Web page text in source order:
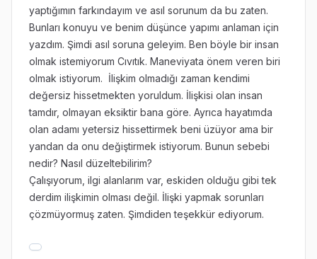
yaptığımın farkındayım ve asıl sorunum da bu zaten.
Bunları konuyu ve benim düşünce yapımı anlaman için
yazdım. Şimdi asıl soruna geleyim. Ben böyle bir insan
olmak istemiyorum Cıvıtık. Maneviyata önem veren biri
olmak istiyorum. İlişkim olmadığı zaman kendimi
değersiz hissetmekten yoruldum. İlişkisi olan insan
tamdır, olmayan eksiktir bana göre. Ayrıca hayatımda
olan adamı yetersiz hissettirmek beni üzüyor ama bir
yandan da onu değiştirmek istiyorum. Bunun sebebi
nedir? Nasıl düzeltebilirim?
Çalışıyorum, ilgi alanlarım var, eskiden olduğu gibi tek
derdim ilişkimin olması değil. İlişki yapmak sorunları
çözmüyormuş zaten. Şimdiden teşekkür ediyorum.